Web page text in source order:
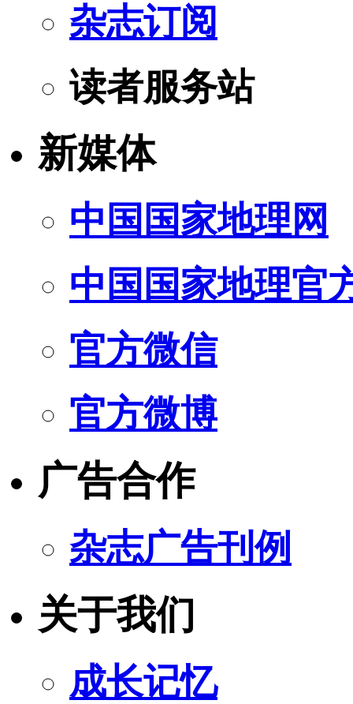
杂志订阅
读者服务站
新媒体
中国国家地理网
中国国家地理官
官方微信
官方微博
广告合作
杂志广告刊例
关于我们
成长记忆